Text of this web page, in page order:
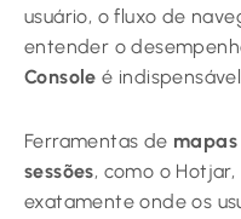
usuário, o fluxo de
entender o
Console é
Ferramentas de
sessões, como o
exatamente onde os